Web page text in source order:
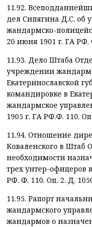
11.92.
дел Сипягина Д.С. об
жандармско-
20 июня 1901 г. ГА РФ.
11.93. Дело Штаба
учреждении
Екатеринославской
командировке в
жандармское
1905 г. ГА РФ.Ф. 110.
11.94. Отношение
Коваленского в Штаб
необходимости
трех унтер-офицеров
РФ. Ф. 110. Оп. 2. Д.
11.95. Рапорт
жандармского
жандармов о